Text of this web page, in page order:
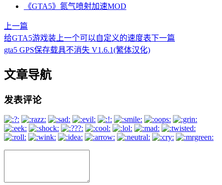
《GTA5》氮气喷射加速MOD
上一篇
给GTA5游戏装上一个可以自定义的速度表下一篇
gta5 GPS保存载具不消失 V1.6.1(繁体汉化)
文章导航
发表评论